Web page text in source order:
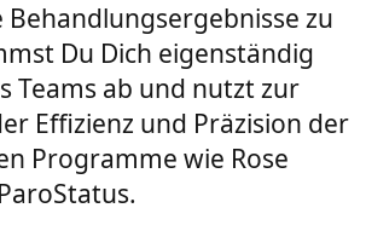
zu
Du Dich eigenständig
Teams ab und nutzt zur
Effizienz und Präzision der
Programme wie Rose